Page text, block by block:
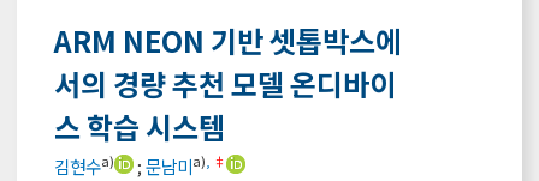
ARM NEON 기반 셋톱박스에
서의 경량 추천 모델 온디바이
스 학습 시스템
김현수a) ;문남미a) ‡